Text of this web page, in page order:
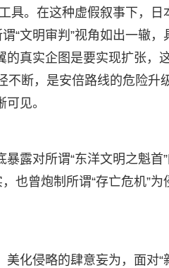
具。在这种虚假叙事下，日
“文明审判”视角如出一辙，
真实企图是要实现扩张，
不断，是安倍路线的危险升
见。
露对所谓“东洋文明之魁首
也曾炮制所谓“存亡危机”为
化侵略的肆意妄为，面对“